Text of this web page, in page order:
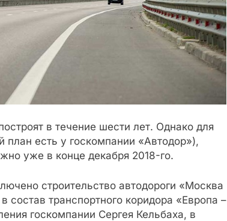
в течение шести лет. Однако для
план есть у госкомпании «Автодор»),
уже в конце декабря 2018-го.
строительство автодороги «Москва
состав транспортного коридора «Европа –
госкомпании Сергея Кельбаха, в